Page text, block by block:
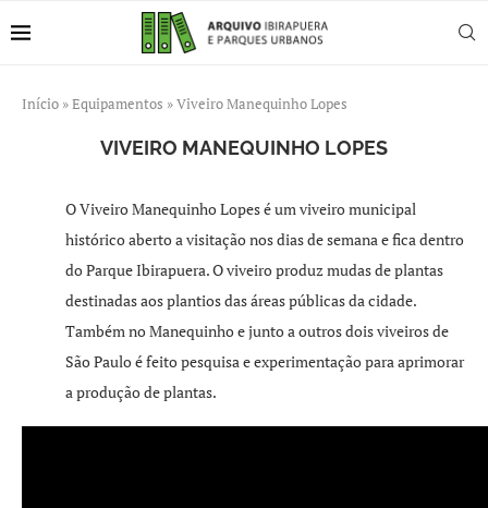
Início »Equipamentos »Viveiro Manequinho Lopes
VIVEIRO MANEQUINHO LOPES
O Viveiro Manequinho Lopes é um viveiro municipal
histórico aberto a visitação nos dias de semana e fica dentro
do Parque Ibirapuera. O viveiro produz mudas de plantas
destinadas aos plantios das áreas públicas da cidade.
Também no Manequinho e junto a outros dois viveiros de
São Paulo é feito pesquisa e experimentação para aprimorar
a produção de plantas.